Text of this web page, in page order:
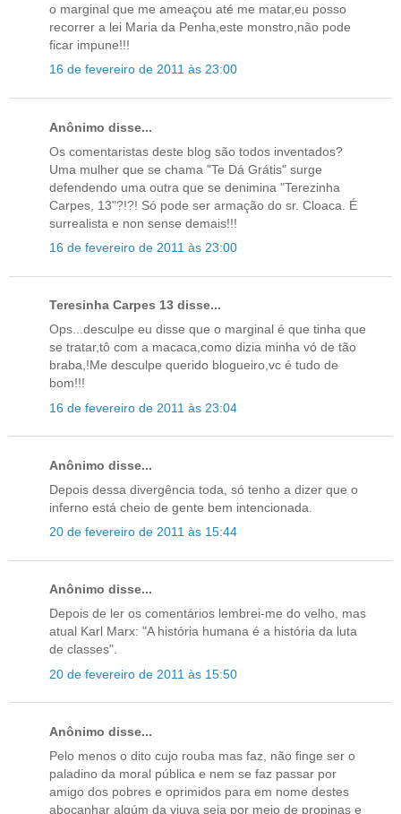
o marginal que me ameaçou até me matar,eu posso
recorrer a lei Maria da Penha,este monstro,não pode
ficar impune!!!
16 de fevereiro de 2011 às 23:00
Anônimo disse...
Os comentaristas deste blog são todos inventados?
Uma mulher que se chama "Te Dá Grátis" surge
defendendo uma outra que se denimina "Terezinha
Carpes, 13"?!?! Só pode ser armação do sr. Cloaca. É
surrealista e non sense demais!!!
16 de fevereiro de 2011 às 23:00
Teresinha Carpes 13 disse...
Ops...desculpe eu disse que o marginal é que tinha que
se tratar,tô com a macaca,como dizia minha vó de tão
braba,!Me desculpe querido blogueiro,vc é tudo de
bom!!!
16 de fevereiro de 2011 às 23:04
Anônimo disse...
Depois dessa divergência toda, só tenho a dizer que o
inferno está cheio de gente bem intencionada.
20 de fevereiro de 2011 às 15:44
Anônimo disse...
Depois de ler os comentários lembrei-me do velho, mas
atual Karl Marx: "A história humana é a história da luta
de classes".
20 de fevereiro de 2011 às 15:50
Anônimo disse...
Pelo menos o dito cujo rouba mas faz, não finge ser o
paladino da moral pública e nem se faz passar por
amigo dos pobres e oprimidos para em nome destes
abocanhar algúm da viuva seja por meio de propinas e